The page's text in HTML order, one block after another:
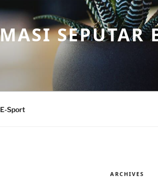
SEPUTAR
Sport
ARCHIVES